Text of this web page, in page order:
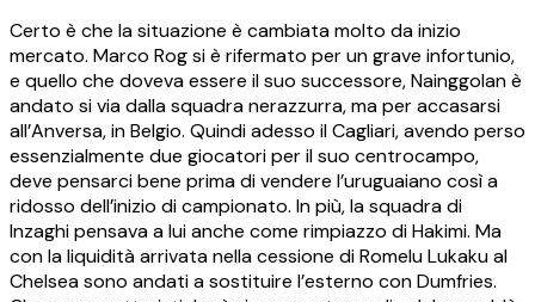
Certo è che la situazione è cambiata molto da inizio
mercato. Marco Rog si è rifermato per un grave infortunio,
e quello che doveva essere il suo successore, Nainggolan è
andato si via dalla squadra nerazzurra, ma per accasarsi
all’Anversa, in Belgio. Quindi adesso il Cagliari, avendo perso
essenzialmente due giocatori per il suo centrocampo,
deve pensarci bene prima di vendere l’uruguaiano così a
ridosso dell’inizio di campionato. In più, la squadra di
Inzaghi pensava a lui anche come rimpiazzo di Hakimi. Ma
con la liquidità arrivata nella cessione di Romelu Lukaku al
Chelsea sono andati a sostituire l’esterno con Dumfries.